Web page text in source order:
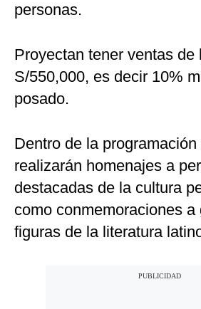
personas.
Proyectan tener ventas de
S/550,000, es decir 10%
posado.
Dentro de la
realizarán homenajes a
destacadas de la cultura
como conmemoraciones a
figuras de la literatura